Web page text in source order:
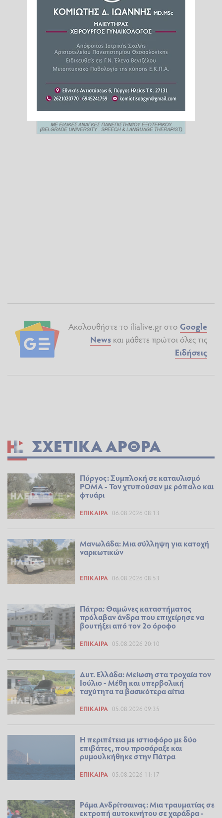
Ακολουθήστε το ilialive.gr στο Google
News και μάθετε πρώτοι όλες τις
Ειδήσεις
ΣΧΕΤΙΚΆ ΆΡΘΡΑ
Πύργος: Συμπλοκή σε καταυλισμό
ΡΟΜΑ - Τον χτυπούσαν με ρόπαλο και
φτυάρι
ΕΠΊΚΑΙΡΑ 06.08.2026 08:13
Μανωλάδα: Μια σύλληψη για κατοχή
ναρκωτικών
ΕΠΊΚΑΙΡΑ 06.08.2026 08:53
Πάτρα: Θαμώνες καταστήματος
πρόλαβαν άνδρα που επιχείρησε να
βουτήξει από τον 2ο όροφο
ΕΠΊΚΑΙΡΑ 05.08.2026 20:10
Δυτ. Ελλάδα: Μείωση στα τροχαία τον
Ιούλιο - Μέθη και υπερβολική
ταχύτητα τα βασικότερα αίτια
ΕΠΊΚΑΙΡΑ 05.08.2026 09:35
Η περιπέτεια με ιστιοφόρο με δύο
επιβάτες, που προσάραξε και
ρυμουλκήθηκε στην Πάτρα
ΕΠΊΚΑΙΡΑ 05.08.2026 11:17
Ράμα Ανδρίτσαινας: Μια τραυματίας σε
εκτροπή αυτοκινήτου σε χαράδρα -